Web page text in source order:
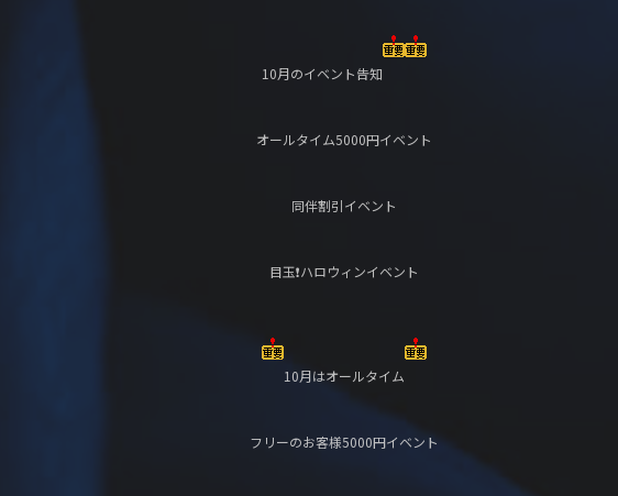
10月のイベント告知
オールタイム5000円イベント
同伴割引イベント
目玉❗️ハロウィンイベント
10月はオールタイム
フリーのお客様5000円イベント